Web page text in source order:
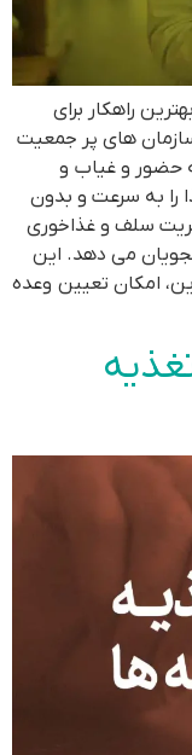
راهکار برای
های پر جمعیت
حضور و غیاب و
را به سرعت و بدون
سلف و غذاخوری
می دهد. این
امکان تعیین وعده